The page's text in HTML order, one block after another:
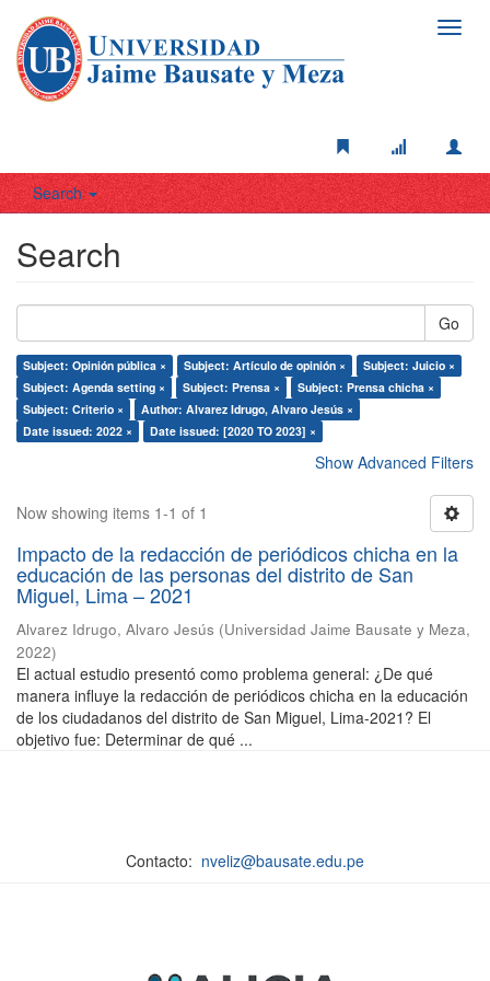
Search
Search
Go
Subject: Opinión pública × Subject: Artículo de opinión ×
Subject: Juicio ×
Subject: Agenda setting ×
Subject: Prensa ×
Subject: Prensa chicha ×
Subject: Criterio ×
Author: Alvarez Idrugo, Alvaro Jesús ×
Date issued: 2022 ×
Date issued: [2020 TO 2023] ×
Show Advanced Filters
Now showing items 1-1 of 1
Impacto de la redacción de periódicos chicha en la
educación de las personas del distrito de San
Miguel, Lima – 2021
Alvarez Idrugo, Alvaro Jesús (Universidad Jaime Bausate y Meza,
2022)
El actual estudio presentó como problema general: ¿De qué
manera influye la redacción de periódicos chicha en la educación
de los ciudadanos del distrito de San Miguel, Lima-2021? El
objetivo fue: Determinar de qué ...
Contacto: nveliz@bausate.edu.pe